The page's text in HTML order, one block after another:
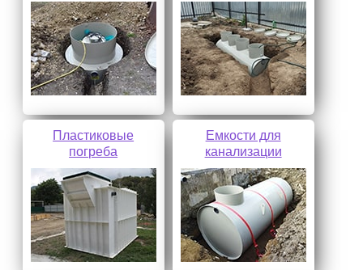
Пластиковые
погреба
Емкости для
канализации